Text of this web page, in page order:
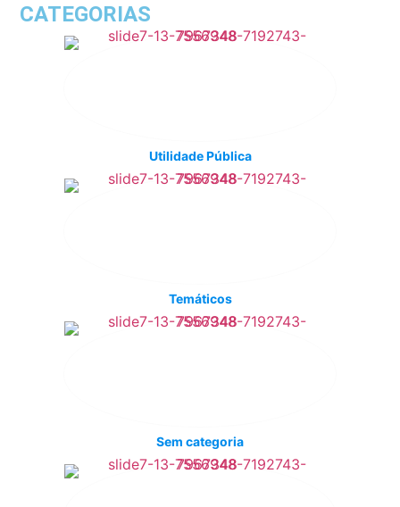
CATEGORIAS
Utilidade Pública
Temáticos
Sem categoria